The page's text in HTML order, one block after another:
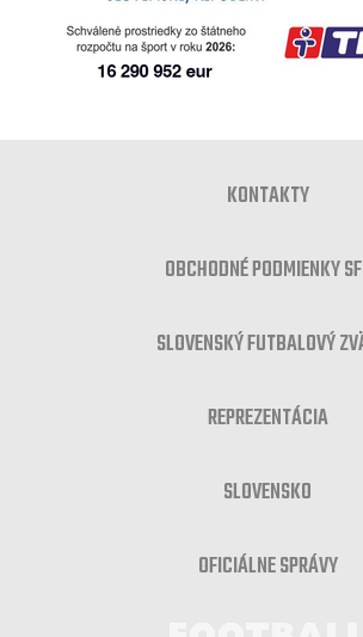
KONTAKTY
OBCHODNÉ PODMIENKY
SLOVENSKÝ FUTBALOVÝ
REPREZENTÁCIA
SLOVENSKO
OFICIÁLNE SPRÁVY